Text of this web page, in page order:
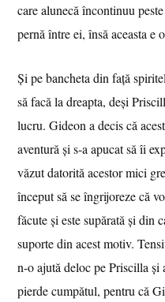
care alunecă încontinuu
pernă între ei, însă aceasta e
Și pe bancheta din față
să facă la dreapta, deși
lucru. Gideon a decis că
aventură și s-a apucat să îi
văzut datorită acestor mici
început să se îngrijoreze că
făcute și este supărată și din
suporte din acest motiv.
n-o ajută deloc pe Priscilla și
pierde cumpătul, pentru că